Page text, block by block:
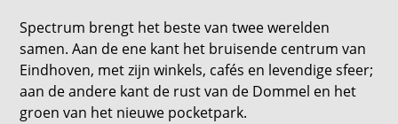
Spectrum brengt het beste van twee werelden
samen. Aan de ene kant het bruisende centrum van
Eindhoven, met zijn winkels, cafés en levendige sfeer;
aan de andere kant de rust van de Dommel en het
groen van het nieuwe pocketpark.